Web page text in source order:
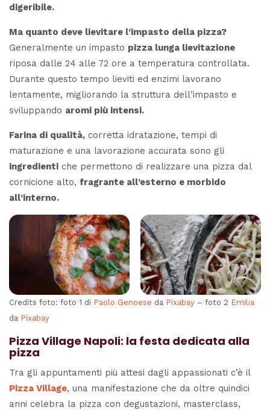
digeribile.
Ma quanto deve lievitare l’impasto della pizza?
Generalmente un impasto pizza lunga lievitazione
riposa dalle 24 alle 72 ore a temperatura controllata.
Durante questo tempo lieviti ed enzimi lavorano
lentamente, migliorando la struttura dell’impasto e
sviluppando aromi più intensi.
Farina di qualità, corretta idratazione, tempi di
maturazione e una lavorazione accurata sono gli
ingredienti che permettono di realizzare una pizza dal
cornicione alto, fragrante all’esterno e morbido
all’interno.
Credits foto: foto 1 di Paolo Genoese da Pixabay – foto 2 Emilia
da Pixabay
Pizza Village Napoli: la festa dedicata alla
pizza
Tra gli appuntamenti più attesi dagli appassionati c’è il
Pizza Village, una manifestazione che da oltre quindici
anni celebra la pizza con degustazioni, masterclass,